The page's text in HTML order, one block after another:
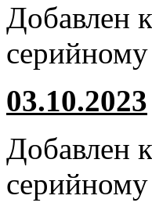
Добавлен
03.10.2023
Добавлен